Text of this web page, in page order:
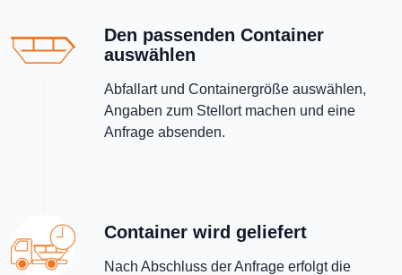
Den passenden Container
auswählen
Abfallart und Containergröße auswählen,
Angaben zum Stellort machen und eine
Anfrage absenden.
Container wird geliefert
Nach Abschluss der Anfrage erfolgt die